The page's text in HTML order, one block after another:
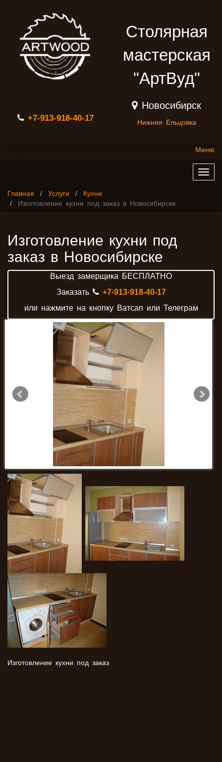
Столярная
мастерская
"АртВуд"
+7-913-918-40-17
Новосибирск
Нижняя Ельцовка
Меню
Главная Услуги
Кухни
Изготовление кухни под заказ в Новосибирске
Изготовление кухни под
заказ в Новосибирске
Выезд замерщика БЕСПЛАТНО
Заказать
+7-913-918-40-17
или нажмите на кнопку Ватсап или Телеграм
Изготовление кухни под заказ